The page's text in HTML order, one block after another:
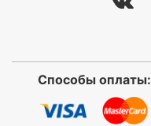
Способы оплаты: